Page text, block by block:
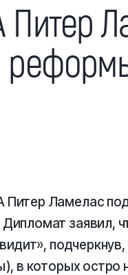
Питер Ламелас
заявил,
в которых